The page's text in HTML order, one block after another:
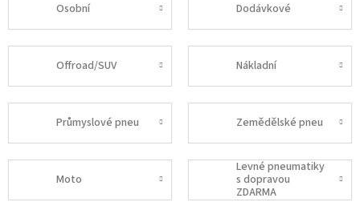
Osobní Dodávkové
Offroad/SUV Nákladní
Průmyslové pneu Zemědělské pneu
Moto
Levné pneumatiky
s dopravou
ZDARMA